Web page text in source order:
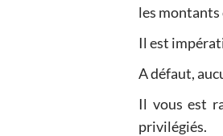
les
Il est
A défaut,
Il vous est
privilégiés.